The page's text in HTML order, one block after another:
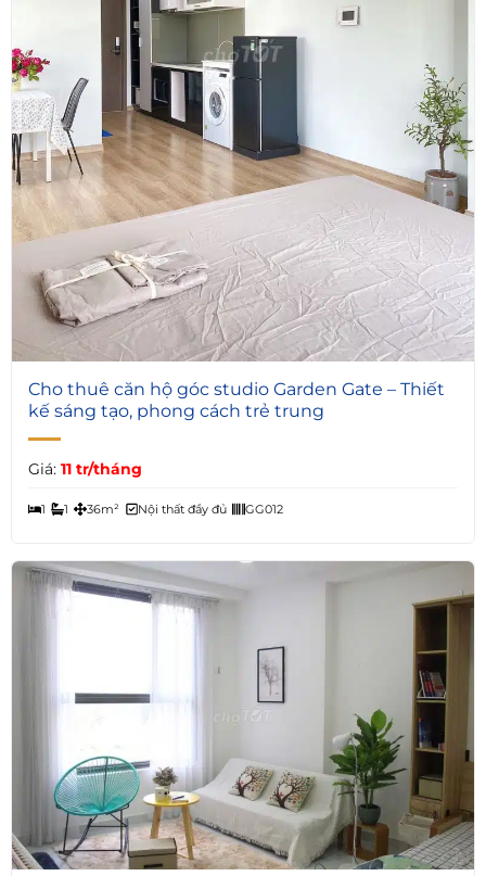
4
Cho thuê căn hộ góc studio Garden Gate – Thiết
kế sáng tạo, phong cách trẻ trung
Giá: 11 tr/tháng
1 1 36m² Nội thất đầy đủ GG012